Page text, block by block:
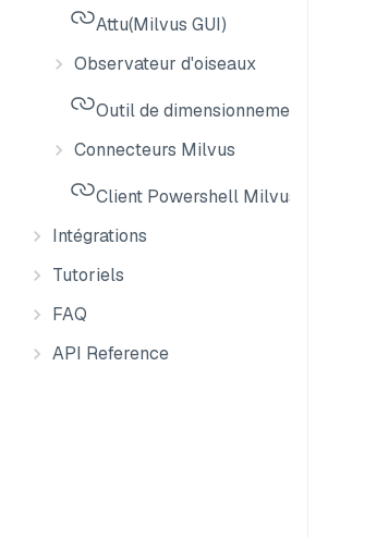
Attu(Milvus GUI)
Observateur d'oiseaux
Outil de dimensionnement Milvus
Connecteurs Milvus
Client Powershell Milvus
Intégrations
Tutoriels
FAQ
API Reference